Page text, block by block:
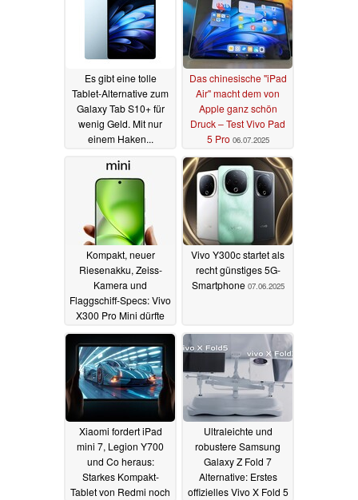
Es gibt eine tolle
Tablet-Alternative zum
Galaxy Tab S10+ für
wenig Geld. Mit nur
einem Haken...
Das chinesische "iPad
Air" macht dem von
Apple ganz schön
Druck – Test Vivo Pad
5 Pro 06.07.2025
Kompakt, neuer
Riesenakku, Zeiss-
Kamera und
Flaggschiff-Specs: Vivo
X300 Pro Mini dürfte
08.06.2025
Vivo Y300c startet als
recht günstiges 5G-
Smartphone 07.06.2025
Xiaomi fordert iPad
mini 7, Legion Y700
und Co heraus:
Starkes Kompakt-
Tablet von Redmi noch
Ultraleichte und
robustere Samsung
Galaxy Z Fold 7
Alternative: Erstes
offizielles Vivo X Fold 5